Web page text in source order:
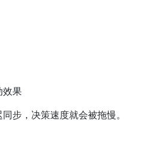
效果
步，决策速度就会被拖慢。